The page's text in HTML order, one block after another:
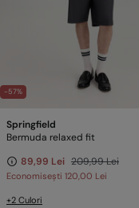
-57%
Springfield
Bermuda relaxed fit
89,99 Lei 209,99 Lei
Economisești 120,00 Lei
+2 Culori